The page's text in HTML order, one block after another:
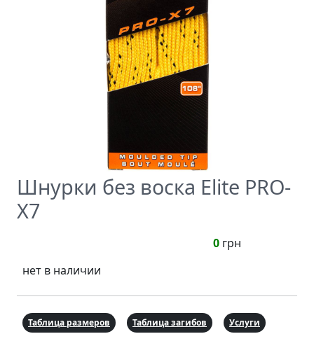
Шнурки без воска Elite PRO-
X7
0 грн
нет в наличии
Таблица размеров Таблица загибов Услуги